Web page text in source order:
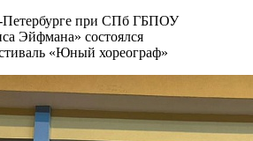
Петербурге при СПб ГБПОУ
Эйфмана» состоялся
«Юный хореограф»